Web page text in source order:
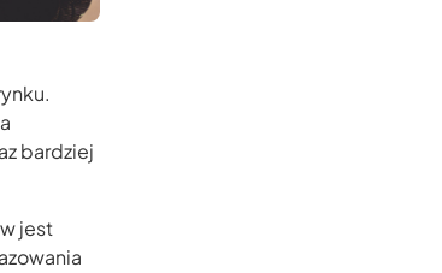
bardziej
jest